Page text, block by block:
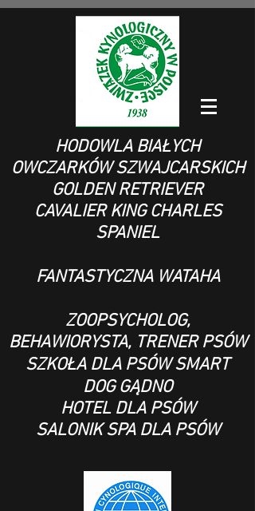
HODOWLA BIAŁYCH
OWCZARKÓW SZWAJCARSKICH
GOLDEN RETRIEVER
CAVALIER KING CHARLES
SPANIEL
FANTASTYCZNA WATAHA
ZOOPSYCHOLOG,
BEHAWIORYSTA, TRENER PSÓW
SZKOŁA DLA PSÓW SMART
DOG GĄDNO
HOTEL DLA PSÓW
SALONIK SPA DLA PSÓW